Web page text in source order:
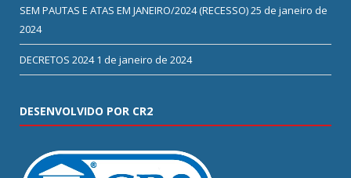
SEM PAUTAS E ATAS EM JANEIRO/2024 (RECESSO)25 de janeiro de
2024
DECRETOS 2024 1 de janeiro de 2024
DESENVOLVIDO POR CR2